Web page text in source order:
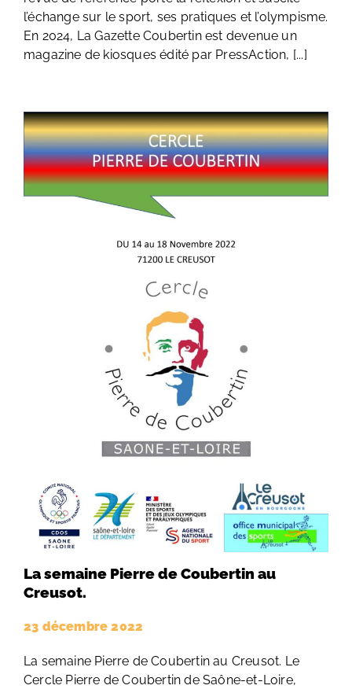
l’échange sur le sport, ses pratiques et l’olympisme.
En 2024, La Gazette Coubertin est devenue un
magazine de kiosques édité par PressAction, [...]
La semaine Pierre de Coubertin au
Creusot.
23 décembre 2022
La semaine Pierre de Coubertin au Creusot. Le
Cercle Pierre de Coubertin de Saône-et-Loire,